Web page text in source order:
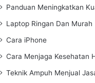
Panduan Meningkatkan
Laptop Ringan Dan Murah
Cara iPhone
Cara Menjaga Kesehatan
Teknik Ampuh Menjual